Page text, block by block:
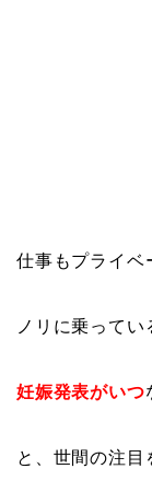
仕事もプライベ
ノリに乗ってい
妊娠発表がいつ
と、世間の注目